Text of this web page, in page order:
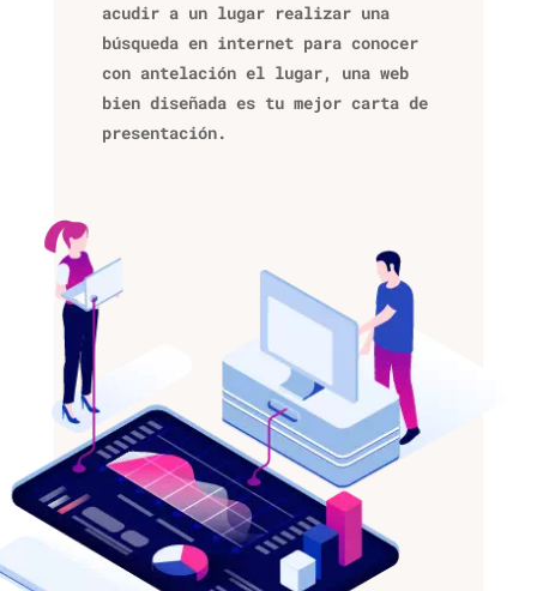
acudir a un lugar realizar una
búsqueda en internet para conocer
con antelación el lugar, una web
bien diseñada es tu mejor carta de
presentación.